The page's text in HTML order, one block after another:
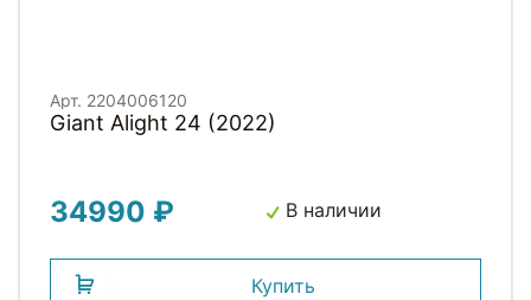
Арт. 2204006120
Giant Alight 24 (2022)
34990 ₽ В наличии
Купить